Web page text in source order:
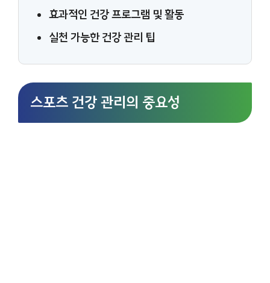
효과적인 건강 프로그램 및 활동
실천 가능한 건강 관리 팁
스포츠 건강 관리의 중요성